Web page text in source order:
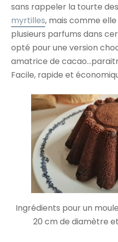
sans rappeler la tourte
myrtilles, mais comme
plusieurs parfums dans
opté pour une version
amatrice de
Facile, rapide et
Ingrédients pour un
20 cm de diamètre